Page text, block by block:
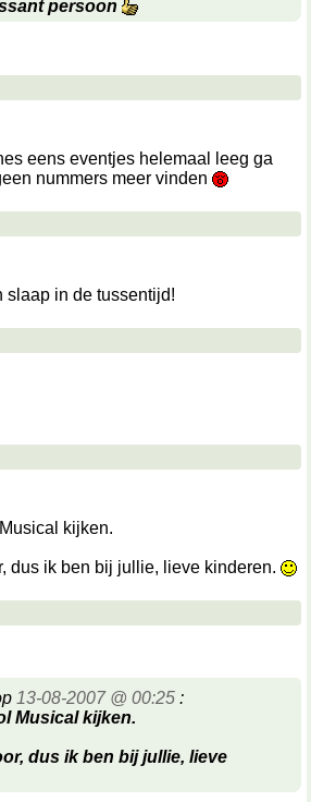
persoon
eens eventjes helemaal leeg ga
nummers meer vinden
slaap in de tussentijd!
kijken.
dus ik ben bij jullie, lieve kinderen.
13-08-2007 @ 00:25 :
Musical kijken.
dus ik ben bij jullie, lieve